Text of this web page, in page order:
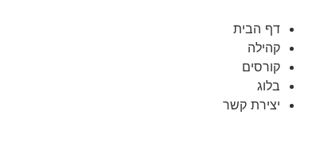
לתוכן דף הבית
קהילה
קורסים
בלוג
יצירת קשר